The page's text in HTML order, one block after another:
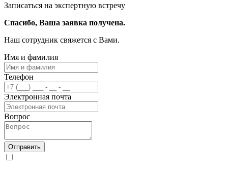
Записаться на экспертную встречу
Спасибо, Ваша заявка получена.
Наш сотрудник свяжется с Вами.
Имя и фамилия
Телефон
Электронная почта
Вопрос
Отправить